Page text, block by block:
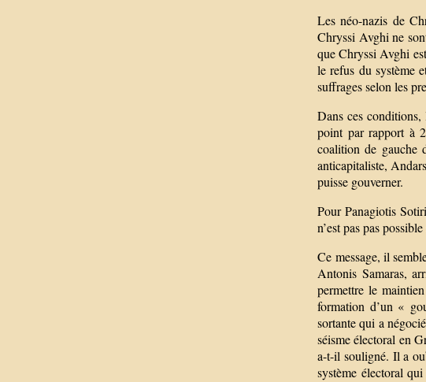
Les néo-nazis de
Chryssi Avghi ne
que Chryssi Avghi
le refus du système
suffrages selon les
Dans ces
point par rapport à
coalition de gauche
anticapitaliste,
puisse gouverner.
Pour Panagiotis
n’est pas pas
Ce message, il
Antonis Samaras,
permettre le
formation d’un «
sortante qui a
séisme électoral en
a-t-il souligné. Il a
système électoral